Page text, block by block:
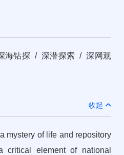
海钻探 / 深潜探索 / 深网观
收起
mystery of life and repository
critical element of national